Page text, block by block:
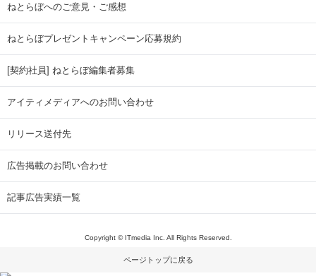
ねとらぼへのご意見・ご感想
ねとらぼプレゼントキャンペーン応募規約
[契約社員] ねとらぼ編集者募集
アイティメディアへのお問い合わせ
リリース送付先
広告掲載のお問い合わせ
記事広告実績一覧
Copyright © ITmedia Inc. All Rights Reserved.
ページトップに戻る